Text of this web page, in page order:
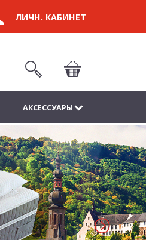
ЛИЧН. КАБИНЕТ
АКСЕССУАРЫ